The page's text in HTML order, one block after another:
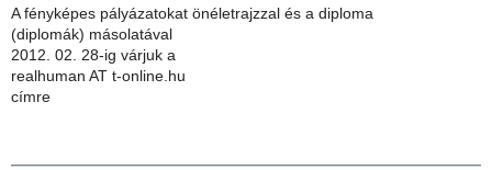
A fényképes pályázatokat önéletrajzzal és a diploma
(diplomák) másolatával
2012. 02. 28-ig várjuk a
realhuman AT t-online.hu
címre